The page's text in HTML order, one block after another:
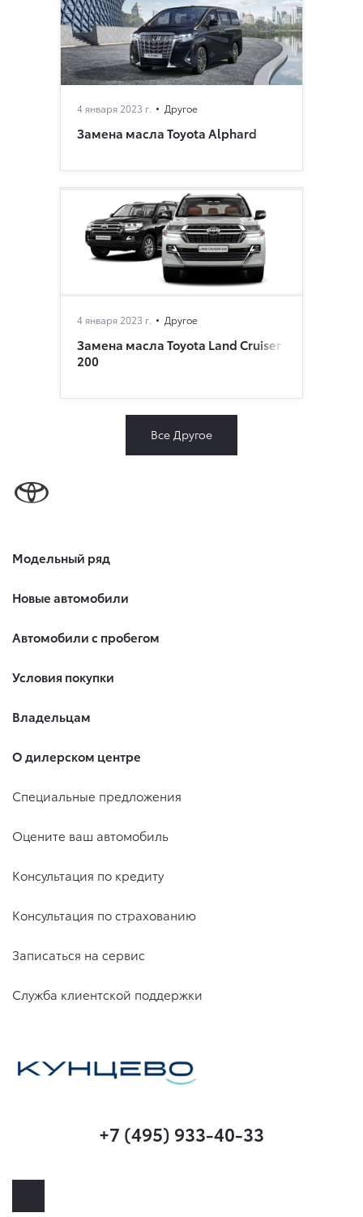
4 января 2023 г. Другое
Замена масла Toyota Alphard
4 января 2023 г. Другое
Замена масла Toyota Land Cruiser
200
Все Другое
Модельный ряд
Новые автомобили
Автомобили с пробегом
Условия покупки
Владельцам
О дилерском центре
Специальные предложения
Оцените ваш автомобиль
Консультация по кредиту
Консультация по страхованию
Записаться на сервис
Служба клиентской поддержки
+7 (495) 933-40-33